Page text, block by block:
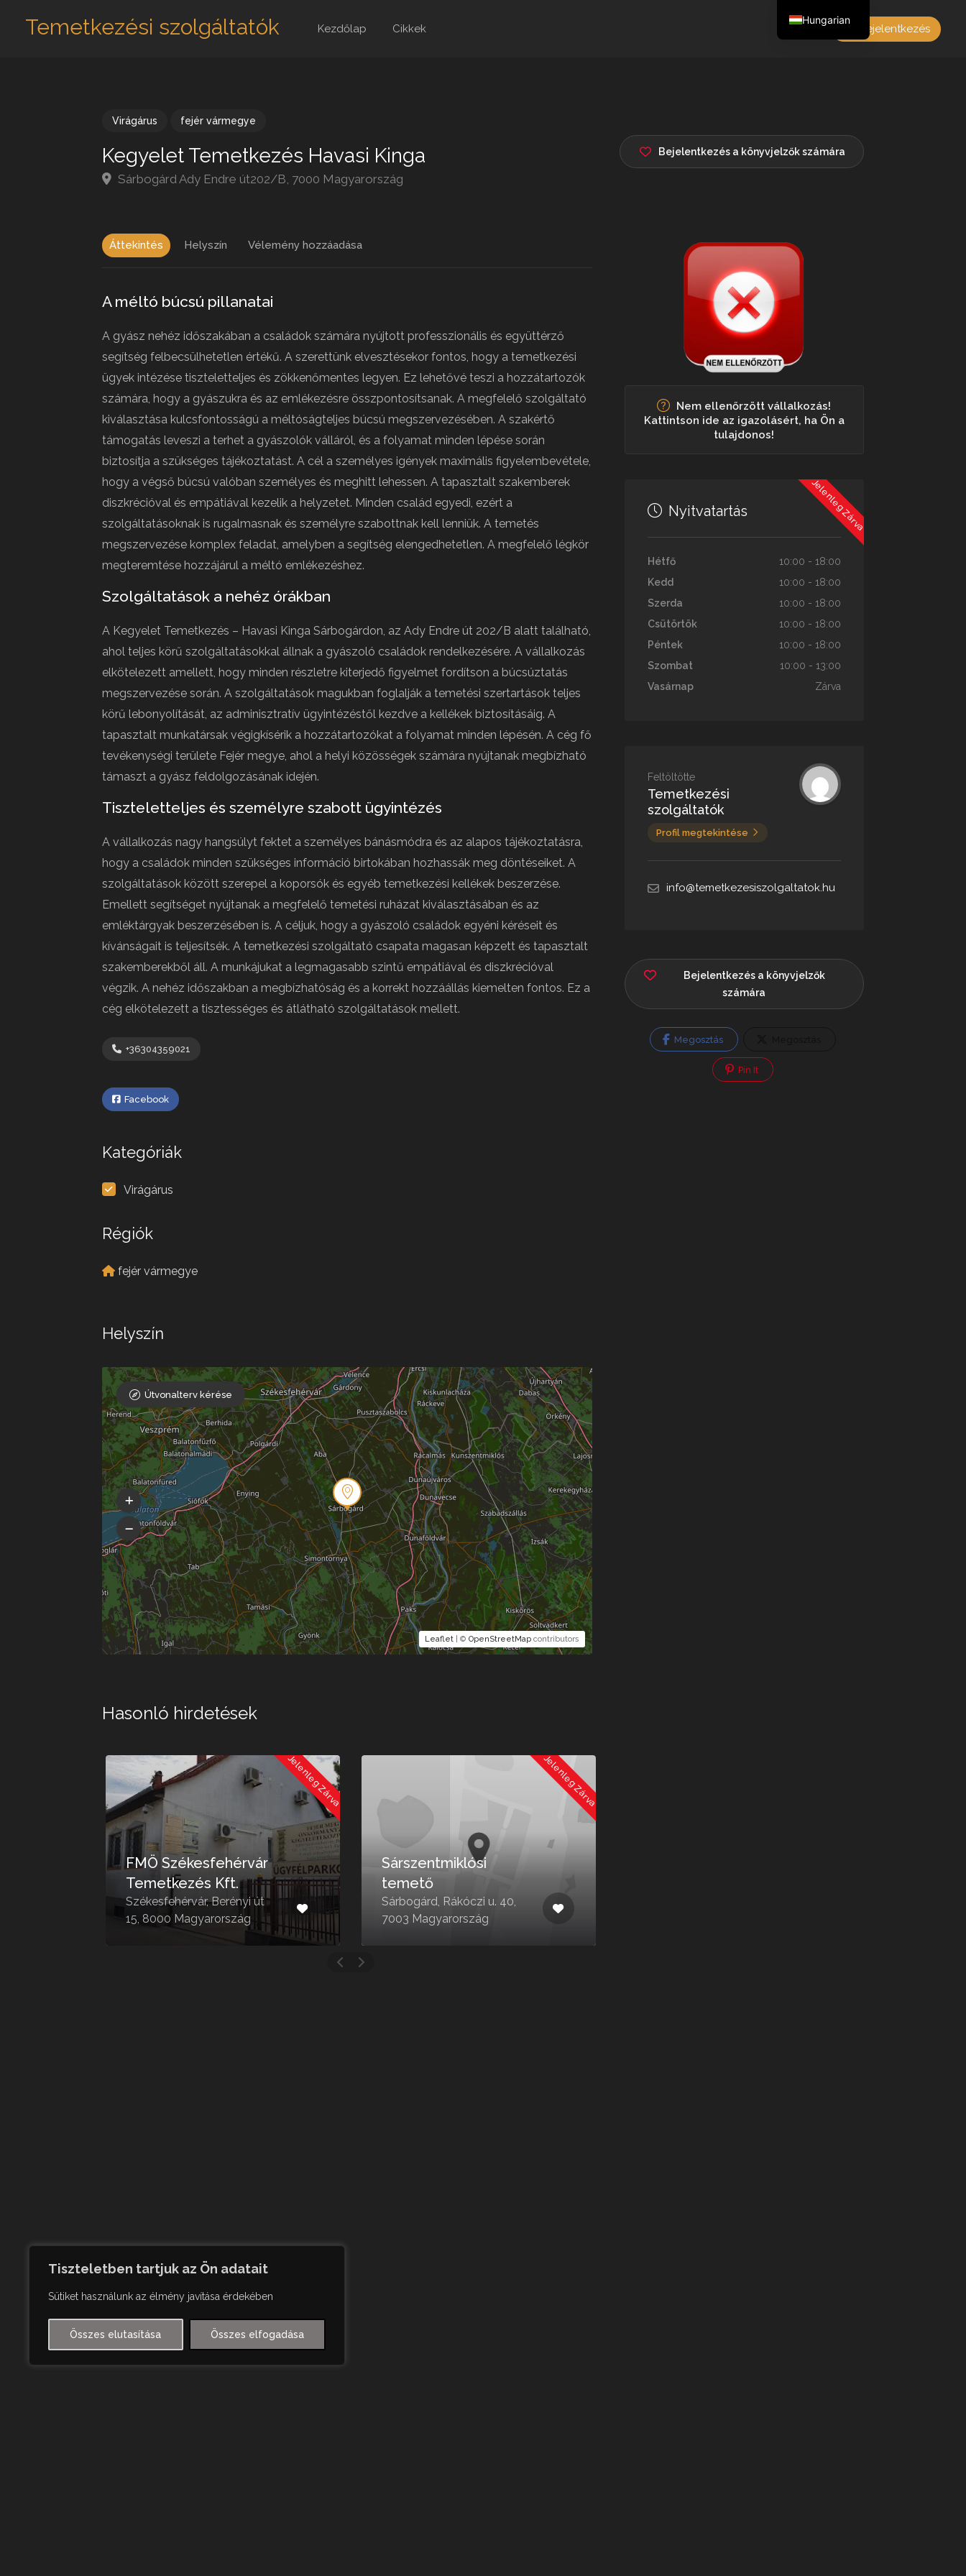
Tiszteletben tartjuk az Ön adatait
Sütiket használunk az élmény javítása érdekében
Összes elutasítása Összes elfogadása
Temetkezési szolgáltatók Kezdőlap Cikkek Bejelentkezés
Virágárus fejér vármegye
Kegyelet Temetkezés Havasi Kinga
Sárbogárd Ady Endre út202/B, 7000 Magyarország
Bejelentkezés a könyvjelzők számára
Áttekintés Helyszín Vélemény hozzáadása
A méltó búcsú pillanatai
A gyász nehéz időszakában a családok számára nyújtott professzionális és együttérző
segítség felbecsülhetetlen értékű. A szerettünk elvesztésekor fontos, hogy a temetkezési
ügyek intézése tiszteletteljes és zökkenőmentes legyen. Ez lehetővé teszi a hozzátartozók
számára, hogy a gyászukra és az emlékezésre összpontosítsanak. A megfelelő szolgáltató
kiválasztása kulcsfontosságú a méltóságteljes búcsú megszervezésében. A szakértő
támogatás leveszi a terhet a gyászolók válláról, és a folyamat minden lépése során
biztosítja a szükséges tájékoztatást. A cél a személyes igények maximális figyelembevétele,
hogy a végső búcsú valóban személyes és meghitt lehessen. A tapasztalt szakemberek
diszkrécióval és empátiával kezelik a helyzetet. Minden család egyedi, ezért a
szolgáltatásoknak is rugalmasnak és személyre szabottnak kell lenniük. A temetés
megszervezése komplex feladat, amelyben a segítség elengedhetetlen. A megfelelő légkör
megteremtése hozzájárul a méltó emlékezéshez.
Szolgáltatások a nehéz órákban
A Kegyelet Temetkezés – Havasi Kinga Sárbogárdon, az Ady Endre út 202/B alatt található,
ahol teljes körű szolgáltatásokkal állnak a gyászoló családok rendelkezésére. A vállalkozás
elkötelezett amellett, hogy minden részletre kiterjedő figyelmet fordítson a búcsúztatás
megszervezése során. A szolgáltatások magukban foglalják a temetési szertartások teljes
körű lebonyolítását, az adminisztratív ügyintézéstől kezdve a kellékek biztosításáig. A
tapasztalt munkatársak végigkísérik a hozzátartozókat a folyamat minden lépésén. A cég fő
tevékenységi területe Fejér megye, ahol a helyi közösségek számára nyújtanak megbízható
támaszt a gyász feldolgozásának idején.
Tiszteletteljes és személyre szabott ügyintézés
A vállalkozás nagy hangsúlyt fektet a személyes bánásmódra és az alapos tájékoztatásra,
hogy a családok minden szükséges információ birtokában hozhassák meg döntéseiket. A
szolgáltatások között szerepel a koporsók és egyéb temetkezési kellékek beszerzése.
Emellett segítséget nyújtanak a megfelelő temetési ruházat kiválasztásában és az
emléktárgyak beszerzésében is. A céljuk, hogy a gyászoló családok egyéni kéréseit és
kívánságait is teljesítsék. A temetkezési szolgáltató csapata magasan képzett és tapasztalt
szakemberekből áll. A munkájukat a legmagasabb szintű empátiával és diszkrécióval
végzik. A nehéz időszakban a megbízhatóság és a korrekt hozzáállás kiemelten fontos. Ez a
cég elkötelezett a tisztességes és átlátható szolgáltatások mellett.
+36304359021
Facebook
Kategóriák
Virágárus
Régiók
fejér vármegye
Helyszín
Leaflet| © OpenStreetMapcontributors
Útvonalterv kérése
Hasonló hirdetések
Jelenleg Zárva
FMÖ Székesfehérvár
Temetkezés Kft.
Székesfehérvár, Berényi út
15, 8000 Magyarország
Jelenleg Zárva
Sárszentmiklósi
temető
Sárbogárd, Rákóczi u. 40,
7003 Magyarország
Nem ellenőrzött vállalkozás!
Kattintson ide az igazolásért, ha Ön a
tulajdonos!
Jelenleg Zárva
Nyitvatartás
Hétfő
10:00 - 18:00
Kedd
10:00 - 18:00
Szerda
10:00 - 18:00
Csütörtök
10:00 - 18:00
Péntek
10:00 - 18:00
Szombat
10:00 - 13:00
Vasárnap
Zárva
Feltöltötte
Temetkezési
szolgáltatók
Profil megtekintése
info@temetkezesiszolgaltatok.hu
Bejelentkezés a könyvjelzők
számára
Megosztás
Pin It
Hungarian
English
French